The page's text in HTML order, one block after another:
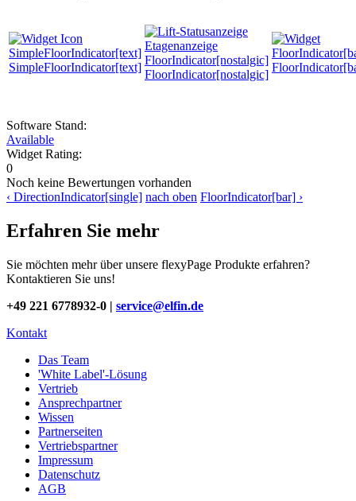
SimpleFloorIndicator[text]
FloorIndicator[nostalgic]
Software Stand:
Available
Widget Rating:
0
Noch keine Bewertungen vorhanden
‹ DirectionIndicator[single] nach oben FloorIndicator[bar] ›
Erfahren Sie mehr
Sie möchten mehr über unsere flexyPage Produkte erfahren?
Kontaktieren Sie uns!
+49 221 6778932-0 | service@elfin.de
Kontakt
Das Team
'White Label'-Lösung
Vertrieb
Ansprechpartner
Wissen
Partnerseiten
Vertriebspartner
Impressum
Datenschutz
AGB